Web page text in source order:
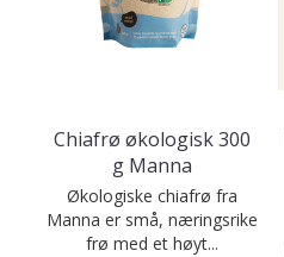
Chiafrø økologisk 300
g Manna
Økologiske chiafrø fra
Manna er små, næringsrike
frø med et høyt...